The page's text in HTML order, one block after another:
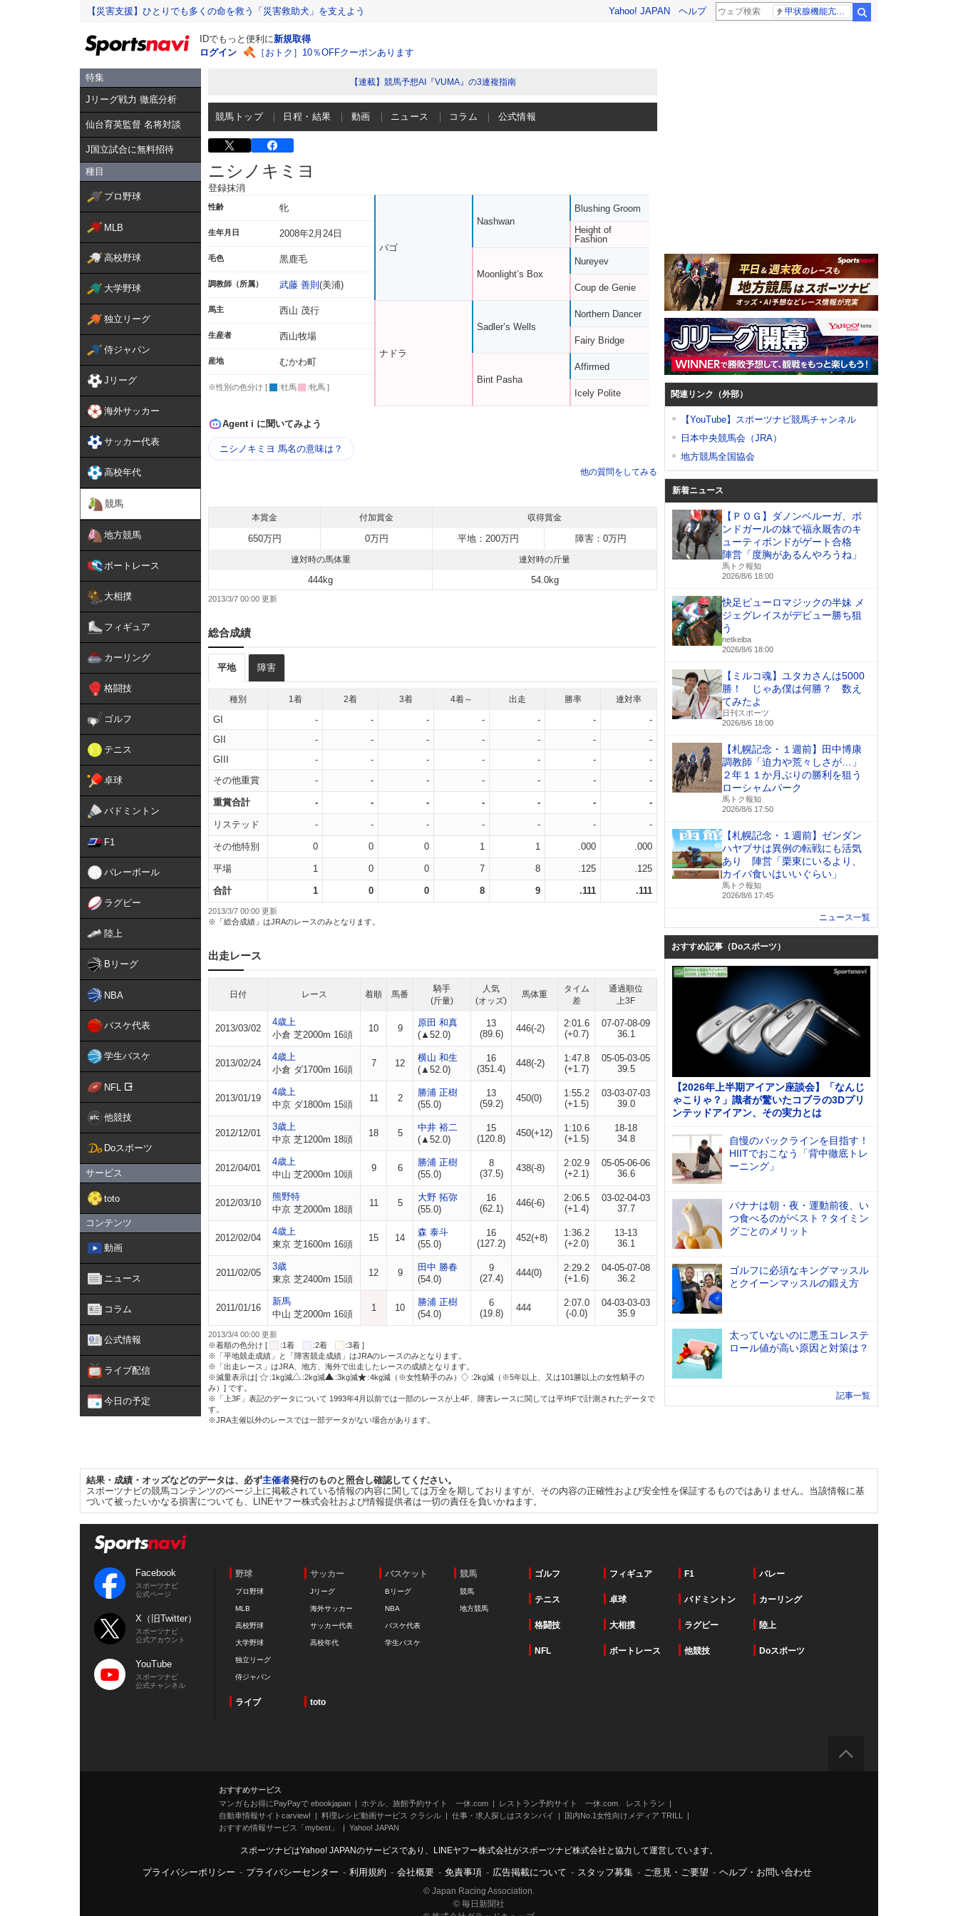
【災害支援】ひとりでも多くの命を救う「災害救助犬」を支えよう Yahoo! JAPAN ヘルプ
IDでもっと便利に新規取得
ログイン
［おトク］10％OFFクーポンあります
特集
Jリーグ戦力 徹底分析
仙台育英監督 名将対談
J国立試合に無料招待
種目
プロ野球
MLB
高校野球
大学野球
独立リーグ
侍ジャパン
Jリーグ
海外サッカー
サッカー代表
高校年代
競馬
地方競馬
ボートレース
大相撲
フィギュア
カーリング
格闘技
ゴルフ
テニス
卓球
バドミントン
F1
バレーボール
ラグビー
陸上
Bリーグ
NBA
バスケ代表
学生バスケ
NFL
他競技
Doスポーツ
サービス
toto
コンテンツ
動画
ニュース
コラム
公式情報
ライブ配信
今日の予定
【連載】競馬予想AI『VUMA』の3連複指南
競馬トップ 日程・結果 動画 ニュース コラム 公式情報
ニシノキミヨ
登録抹消
性齢 牝
生年月日 2008年2月24日
毛色 黒鹿毛
調教師（所属） 武藤 善則 (美浦)
馬主 西山 茂行
生産者 西山牧場
産地 むかわ町
※性別の色分け [ :牡馬 :牝馬 ]
バゴ
ナドラ
Nashwan
Moonlight’s Box
Sadler’s Wells
Bint Pasha
Blushing Groom
Height of
Fashion
Nureyev
Coup de Genie
Northern Dancer
Fairy Bridge
Affirmed
Icely Polite
Agent i に聞いてみよう
ニシノキミヨ 馬名の意味は？
他の質問をしてみる
本賞金 付加賞金 収得賞金
650万円 0万円 平地：200万円 障害：0万円
連対時の馬体重 連対時の斤量
444kg 54.0kg
2013/3/7 00:00
総合成績
平地 障害
種別 1着 2着 3着 4着～ 出走 勝率 連対率
GI - - - - - -
-
GII
- - - - - -
-
GIII
- - - - - -
-
その他重賞
- - - - - - -
重賞合計 - - - - - - -
リステッド - - - - - - -
その他特別 0 0 0 1 1 .000 .000
平場 1 0 0 7 8 .125 .125
合計 1 0 0 8 9 .111 .111
2013/3/7 00:00 更新
※「総合成績」はJRAのレースのみとなります。
出走レース
日付 レース 着順 馬番
騎手
(斤量)
人気
(オッズ)
馬体重
タイム
差
通過順位
上3F
2013/03/02
4歳上
小倉 芝2000m 16頭
10 9
原田 和真
(▲52.0)
13
(89.6)
446(-2)
2:01.6
(+0.7)
07-07-08-09
36.1
2013/02/24
4歳上
小倉 ダ1700m 16頭
7 12
横山 和生
(▲52.0)
16
(351.4)
448(-2)
1:47.8
(+1.7)
05-05-03-05
39.5
2013/01/19
4歳上
中京 ダ1800m 15頭
11 2
勝浦 正樹
(55.0)
13
(59.2)
450(0)
1:55.2
(+1.5)
03-03-07-03
39.0
2012/12/01
3歳上
中京 芝1200m 18頭
18 5
中井 裕二
(▲52.0)
15
(120.8)
450(+12)
1:10.6
(+1.5)
18-18
34.8
2012/04/01
4歳上
中山 芝2000m 10頭
9 6
勝浦 正樹
(55.0)
8
(37.5)
438(-8)
2:02.9
(+2.1)
05-05-06-06
36.6
2012/03/10
熊野特
中京 芝2000m 18頭
11 5
大野 拓弥
(55.0)
16
(62.1)
446(-6)
2:06.5
(+1.4)
03-02-04-03
37.7
2012/02/04
4歳上
東京 芝1600m 16頭
15 14
森 泰斗
(55.0)
16
(127.2)
452(+8)
1:36.2
(+2.0)
13-13
36.1
2011/02/05
3歳
東京 芝2400m 15頭
12 9
田中 勝春
(54.0)
9
(27.4)
444(0)
2:29.2
(+1.6)
04-05-07-08
36.2
2011/01/16
新馬
中山 芝2000m 16頭
1 10
勝浦 正樹
(54.0)
6
(19.8)
444
2:07.0
(-0.0)
04-03-03-03
35.9
2013/3/4 00:00 更新
※着順の色分け [
:1着 :2着
:3着 ]
※「平地競走成績」と「障害競走成績」はJRAのレースのみとなります。
※「出走レース」はJRA、地方、海外で出走したレースの成績となります。
※減量表示は[
:1kg減 :2kg減 :3kg減 :4kg減（※女性騎手のみ）
:2kg減（※5年以上、又は101勝以上の女性騎手の
み）] です。
※「上3F」表記のデータについて 1993年4月以前では一部のレースが上4F、障害レースに関しては平均Fで計測されたデータで
す。
※JRA主催以外のレースでは一部データがない場合があります。
関連リンク（外部）
【YouTube】スポーツナビ競馬チャンネル
日本中央競馬会（JRA）
地方競馬全国協会
新着ニュース
【ＰＯＧ】ダノンベルーガ、ボ
ンドガールの妹で福永厩舎のキ
ューティボンドがゲート合格
陣営「度胸があるんやろうね」
馬トク報知
2026/8/6 18:00
快足ピューロマジックの半妹 メ
ジェグレイスがデビュー勝ち狙
う
netkeiba
2026/8/6 18:00
【ミルコ魂】ユタカさんは5000
勝！ じゃあ僕は何勝？ 数え
てみたよ
日刊スポーツ
2026/8/6 18:00
【札幌記念・１週前】田中博康
調教師「迫力や荒々しさが…」
２年１１か月ぶりの勝利を狙う
ローシャムパーク
馬トク報知
2026/8/6 17:50
【札幌記念・１週前】ゼンダン
ハヤブサは異例の転戦にも活気
あり 陣営「栗東にいるより、
カイバ食いはいいぐらい」
馬トク報知
2026/8/6 17:45
ニュース一覧
おすすめ記事（Doスポーツ）
【2026年上半期アイアン座談会】「なんじ
ゃこりゃ？」識者が驚いたコブラの3Dプリ
ンテッドアイアン、その実力とは
自慢のバックラインを目指す！
HIITでおこなう「背中徹底トレ
ーニング」
バナナは朝・夜・運動前後、い
つ食べるのがベスト？タイミン
グごとのメリット
ゴルフに必須なキングマッスル
とクイーンマッスルの鍛え方
太っていないのに悪玉コレステ
ロール値が高い原因と対策は？
記事一覧
結果・成績・オッズなどのデータは、必ず主催者発行のものと照合し確認してください。
スポーツナビの競馬コンテンツのページ上に掲載されている情報の内容に関しては万全を期しておりますが、その内容の正確性および安全性を保証するものではありません。当該情報に基
づいて被ったいかなる損害についても、LINEヤフー株式会社および情報提供者は一切の責任を負いかねます。
Facebook
スポーツナビ
公式ページ
X（旧Twitter）
スポーツナビ
公式アカウント
YouTube
スポーツナビ
公式チャンネル
野球
プロ野球
MLB
高校野球
大学野球
独立リーグ
侍ジャパン
サッカー
Jリーグ
海外サッカー
サッカー代表
高校年代
バスケット
Bリーグ
NBA
バスケ代表
学生バスケ
競馬
競馬
地方競馬
ゴルフ フィギュア F1 バレー
テニス 卓球 バドミントン カーリング
格闘技 大相撲 ラグビー 陸上
NFL ボートレース 他競技 Doスポーツ
ライブ toto
おすすめサービス
マンガもお得にPayPayで ebookjapan
ホテル、旅館予約サイト 一休.com
レストラン予約サイト 一休.com レストラン
自動車情報サイトcarview!
料理レシピ動画サービス クラシル 仕事・求人探しはスタンバイ
国内No.1女性向けメディア TRILL
おすすめ情報サービス「mybest」
Yahoo! JAPAN
スポーツナビはYahoo! JAPANのサービスであり、LINEヤフー株式会社がスポーツナビ株式会社と協力して運営しています。
プライバシーポリシー - プライバシーセンター - 利用規約 - 会社概要 - 免責事項 - 広告掲載について - スタッフ募集 - ご意見・ご要望 - ヘルプ・お問い合わせ
© Japan Racing Association.
© 毎日新聞社